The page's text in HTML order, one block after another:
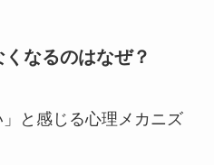
なるのはなぜ？
と感じる心理メカニズ